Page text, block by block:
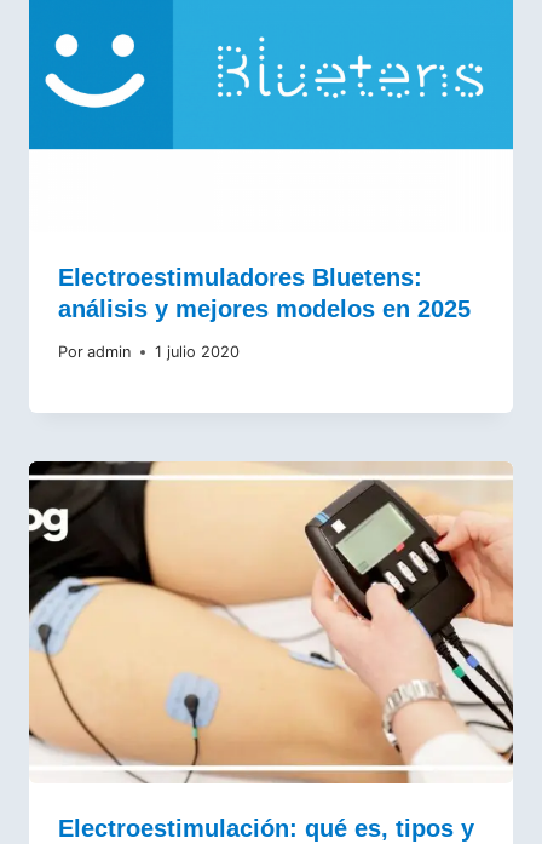
Electroestimuladores Bluetens:
análisis y mejores modelos en 2025
Por admin 1 julio 2020
Electroestimulación: qué es, tipos y